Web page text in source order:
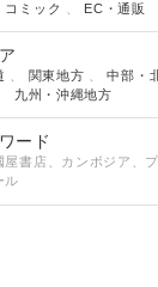
コミック
EC・通販
関東地方 、中部・
九州・沖縄地方
ード
屋書店、カンボジア、
ル